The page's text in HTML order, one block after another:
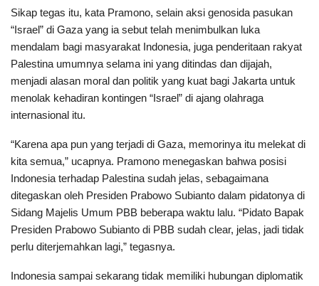
Sikap tegas itu, kata Pramono, selain aksi genosida pasukan
“Israel” di Gaza yang ia sebut telah menimbulkan luka
mendalam bagi masyarakat Indonesia, juga penderitaan rakyat
Palestina umumnya selama ini yang ditindas dan dijajah,
menjadi alasan moral dan politik yang kuat bagi Jakarta untuk
menolak kehadiran kontingen “Israel” di ajang olahraga
internasional itu.
“Karena apa pun yang terjadi di Gaza, memorinya itu melekat di
kita semua,” ucapnya. Pramono menegaskan bahwa posisi
Indonesia terhadap Palestina sudah jelas, sebagaimana
ditegaskan oleh Presiden Prabowo Subianto dalam pidatonya di
Sidang Majelis Umum PBB beberapa waktu lalu. “Pidato Bapak
Presiden Prabowo Subianto di PBB sudah clear, jelas, jadi tidak
perlu diterjemahkan lagi,” tegasnya.
Indonesia sampai sekarang tidak memiliki hubungan diplomatik